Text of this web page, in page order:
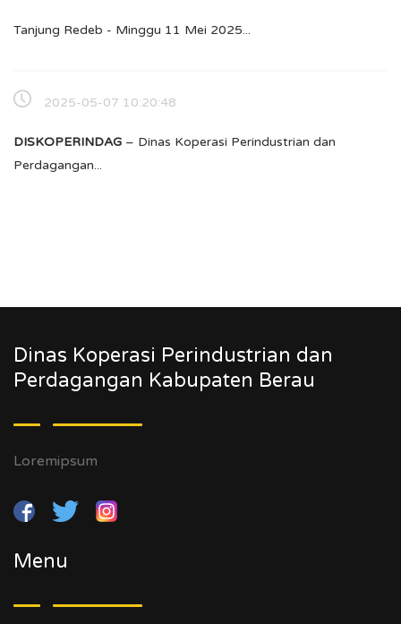
Tanjung Redeb - Minggu 11 Mei 2025...
2025-05-07 10:20:48
DISKOPERINDAG – Dinas Koperasi Perindustrian dan
Perdagangan...
Dinas Koperasi Perindustrian dan
Perdagangan Kabupaten Berau
Loremipsum
Menu